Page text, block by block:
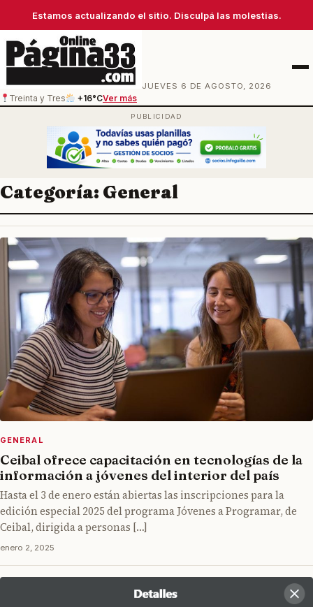
Estamos actualizando el sitio. Disculpá las molestias.
JUEVES 6 DE AGOSTO, 2026
Treinta y Tres
+16°CVer más
Menú
Categoría: General
GENERAL
Ceibal ofrece capacitación en tecnologías de la
información a jóvenes del interior del país
Hasta el 3 de enero están abiertas las inscripciones para la
edición especial 2025 del programa Jóvenes a Programar, de
Ceibal, dirigida a personas […]
enero 2, 2025